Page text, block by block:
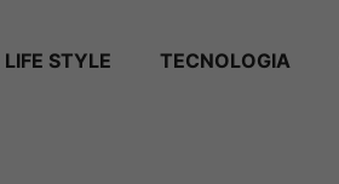
LIFE STYLE TECNOLOGIA